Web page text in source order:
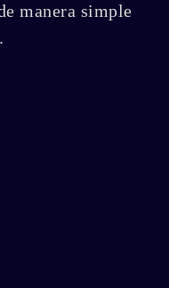
manera simple